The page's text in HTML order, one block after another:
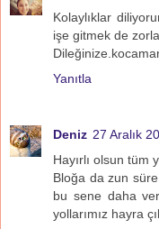
Kolaylıklar
işe gitmek de
Yanıtla
Deniz 27 Aralık
Hayırlı olsun tüm
Bloğa da zun
bu sene daha
yollarımız hayra